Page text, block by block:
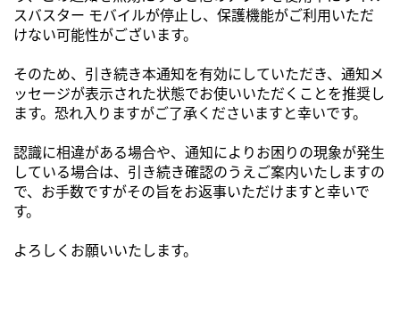
スバスター モバイルが停止し、保護機能がご利用いただ
けない可能性がございます。
そのため、引き続き本通知を有効にしていただき、通知メ
ッセージが表示された状態でお使いいただくことを推奨し
ます。恐れ入りますがご了承くださいますと幸いです。
認識に相違がある場合や、通知によりお困りの現象が発生
している場合は、引き続き確認のうえご案内いたしますの
で、お手数ですがその旨をお返事いただけますと幸いで
す。
よろしくお願いいたします。